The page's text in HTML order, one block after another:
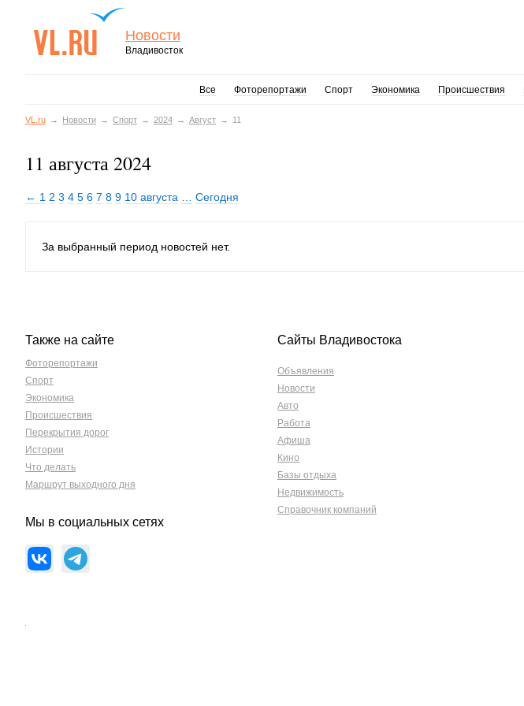
Новости
Владивосток
Все Фоторепортажи Спорт Экономика Происшествия
VL.ru Новости Спорт 2024 Август 11
11 августа 2024
← 1 2 3 4 5 6 7 8 9 10 августа Сегодня
За выбранный период новостей нет.
Также на сайте
Фоторепортажи
Спорт
Экономика
Происшествия
Перекрытия дорог
Истории
Что делать
Маршрут выходного дня
Мы в социальных сетях
Сайты Владивостока
Объявления
Новости
Авто
Работа
Афиша
Кино
Базы отдыха
Недвижимость
Справочник компаний